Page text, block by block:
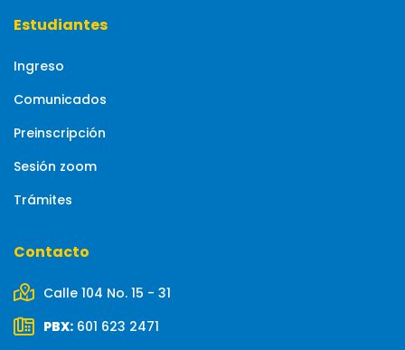
Estudiantes
Ingreso
Comunicados
Preinscripción
Sesión zoom
Trámites
Contacto
Calle 104 No. 15 - 31
PBX: 601 623 2471